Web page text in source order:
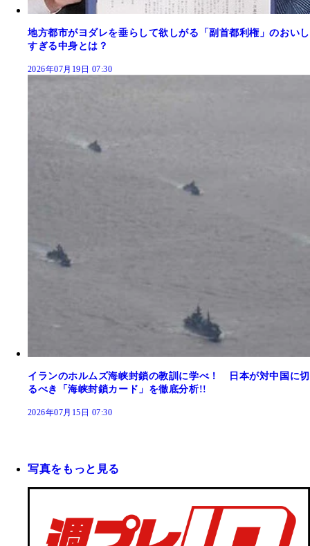
地方都市がヨダレを垂らして欲しがる「副首都利権」のおいし
すぎる中身とは？
2026年07月19日 07:30
イランのホルムズ海峡封鎖の教訓に学べ！ 日本が対中国に切
るべき「海峡封鎖カード」を徹底分析!!
2026年07月15日 07:30
写真をもっと見る